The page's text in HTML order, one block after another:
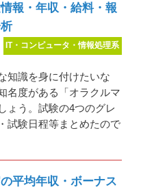
報・年収・給料・報
IT・コンピュータ・情報処理系
知識を身に付けたいな
名度がある「オラクルマ
ょう。試験の4つのグレ
試験日程等まとめたので
平均年収・ボーナス